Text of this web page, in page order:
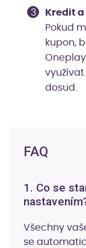
Kredit
Pokud
kupon,
využívat
dosud.
FAQ
1. Co se
Všechny
se